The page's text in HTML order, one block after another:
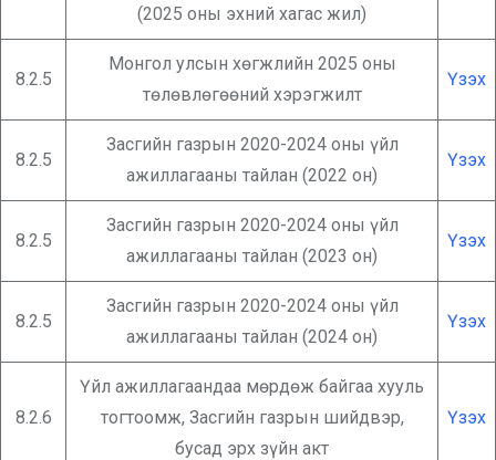
(2025 оны эхний хагас жил)
8.2.5
Монгол улсын хөгжлийн 2025 оны
төлөвлөгөөний хэрэгжилт
Үзэх
8.2.5
Засгийн газрын 2020-2024 оны үйл
ажиллагааны тайлан (2022 он)
Үзэх
8.2.5
Засгийн газрын 2020-2024 оны үйл
ажиллагааны тайлан (2023 он)
Үзэх
8.2.5
Засгийн газрын 2020-2024 оны үйл
ажиллагааны тайлан (2024 он)
Үзэх
8.2.6
Үйл ажиллагаандаа мөрдөж байгаа хууль
тогтоомж, Засгийн газрын шийдвэр,
бусад эрх зүйн акт
Үзэх